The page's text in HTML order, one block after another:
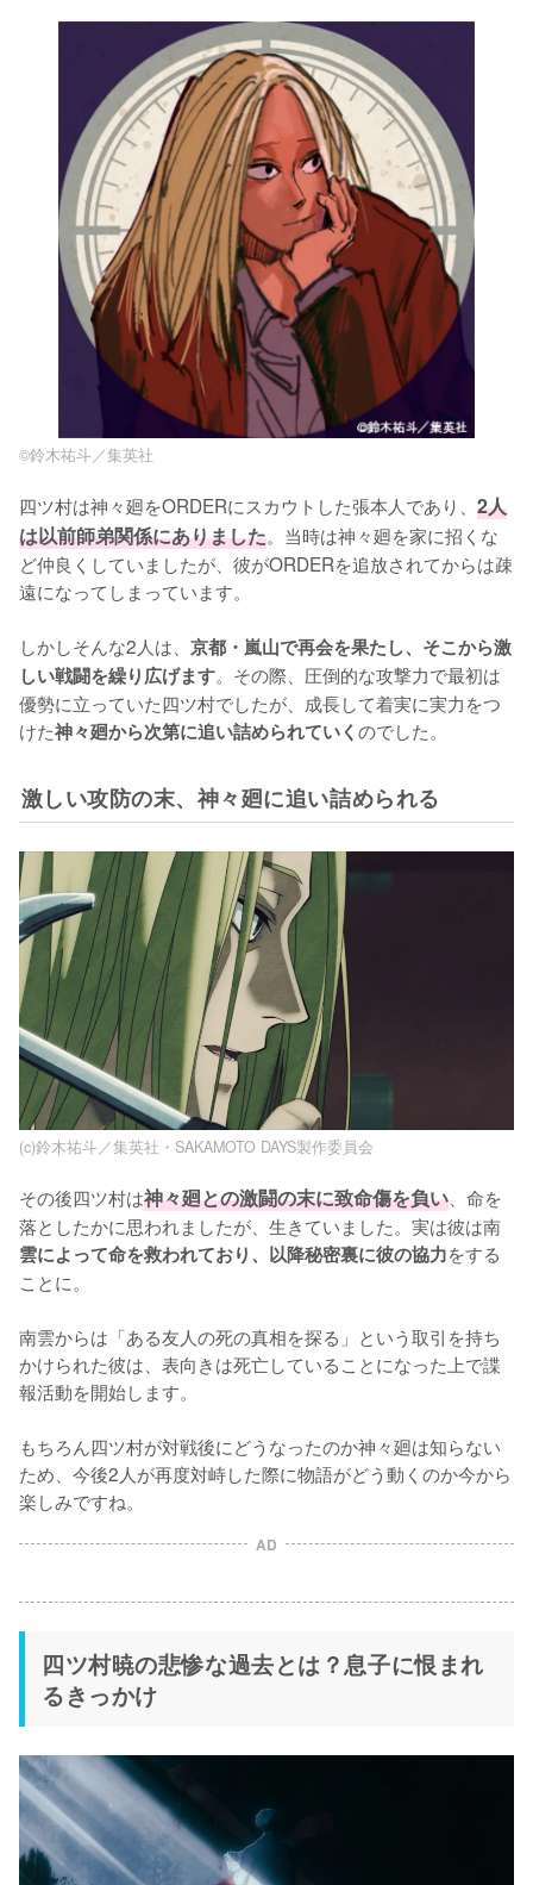
©️鈴木祐斗／集英社
四ツ村は神々廻をORDERにスカウトした張本人であり、 2人
は以前師弟関係にありました。当時は神々廻を家に招くな
ど仲良くしていましたが、彼がORDERを追放されてからは疎
遠になってしまっています。
しかしそんな2人は、 京都・嵐山で再会を果たし、そこから激
しい戦闘を繰り広げます。その際、圧倒的な攻撃力で最初は
優勢に立っていた四ツ村でしたが、成長して着実に実力をつ
けた神々廻から次第に追い詰められていくのでした。
激しい攻防の末、神々廻に追い詰められる
(c)鈴木祐斗／集英社・SAKAMOTO DAYS製作委員会
その後四ツ村は神々廻との激闘の末に致命傷を負い 、命を
落としたかに思われましたが、生きていました。実は彼は南
雲によって命を救われており、以降秘密裏に彼の協力をする
ことに。
南雲からは「ある友人の死の真相を探る」という取引を持ち
かけられた彼は、表向きは死亡していることになった上で諜
報活動を開始します。
もちろん四ツ村が対戦後にどうなったのか神々廻は知らない
ため、今後2人が再度対峙した際に物語がどう動くのか今から
楽しみですね。
AD
四ツ村暁の悲惨な過去とは？息子に恨まれ
るきっかけ